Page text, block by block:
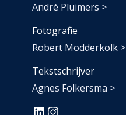
André Pluimers >
Fotografie
Robert Modderkolk >
Tekstschrijver
Agnes Folkersma >
# #